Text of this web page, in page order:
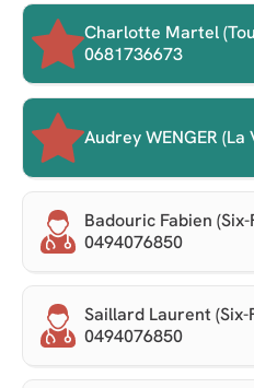
Charlotte Martel
0681736673
Audrey WENGER
Badouric Fabien
0494076850
Saillard Laurent (Six-
0494076850